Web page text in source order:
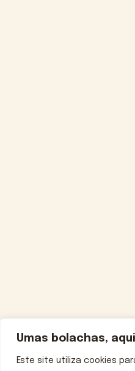
Umas bolachas,
Este site utiliza cookies